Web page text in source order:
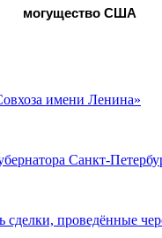
могущество США
имени Ленина»
Санкт-
проведённые